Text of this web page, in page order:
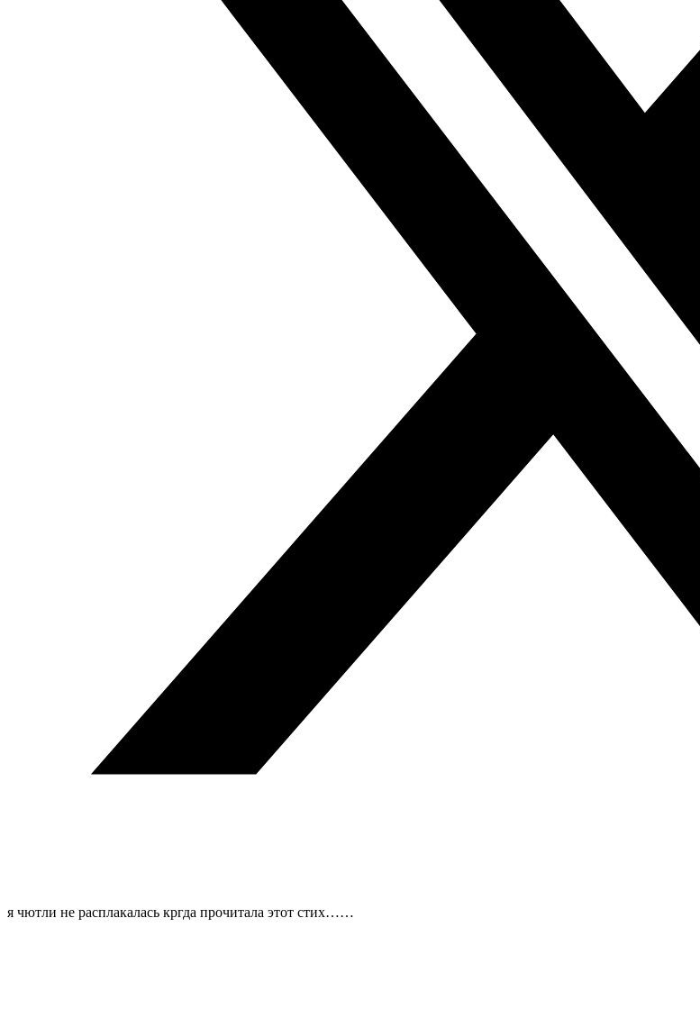
я чютли не расплакалась кргда прочитала этот стих……